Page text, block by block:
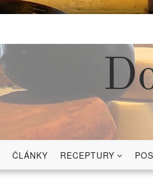
ČLÁNKY RECEPTURY